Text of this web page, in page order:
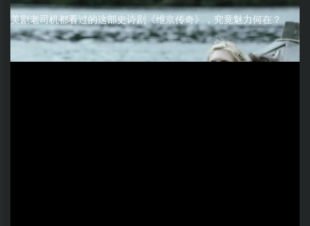
美剧老司机都看过的这部史诗剧《维京传奇》，究竟魅力何在？